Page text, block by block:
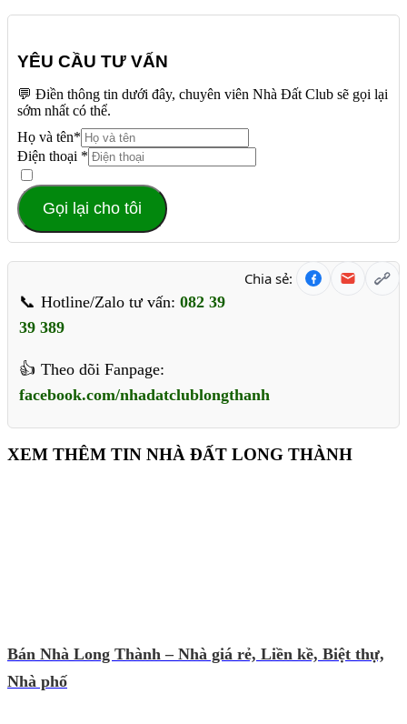
YÊU CẦU TƯ VẤN
💬 Điền thông tin dưới đây, chuyên viên Nhà Đất Club sẽ gọi lại
sớm nhất có thể.
Họ và tên*
Điện thoại *
Gọi lại cho tôi
Chia sẻ:
Hotline/Zalo tư vấn: 082 39
39 389
Theo dõi Fanpage:
facebook.com/nhadatclublongthanh
XEM THÊM TIN NHÀ ĐẤT LONG THÀNH
Bán Nhà Long Thành – Nhà giá rẻ, Liền kề, Biệt thự,
Nhà phố